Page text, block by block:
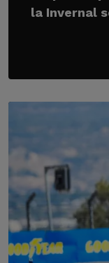
la Invernal